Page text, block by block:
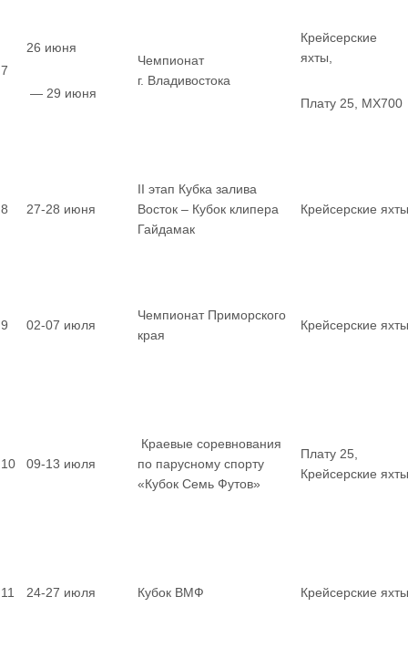
7
26 июня
— 29 июня
Чемпионат
г. Владивостока
Крейсерские
яхты,
Плату 25, MX700
8 27-28 июня
II этап Кубка залива
Восток – Кубок клипера
Гайдамак
Крейсерские яхты
9 02-07 июля
Чемпионат Приморского
края
Крейсерские яхты
10 09-13 июля
Краевые соревнования
по парусному спорту
«Кубок Семь Футов»
Плату 25,
Крейсерские яхты
11 24-27 июля Кубок ВМФ Крейсерские яхты